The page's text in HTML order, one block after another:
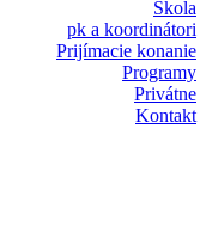
Škola
pk a koordinátori
Prijímacie konanie
Programy
Privátne
Kontakt